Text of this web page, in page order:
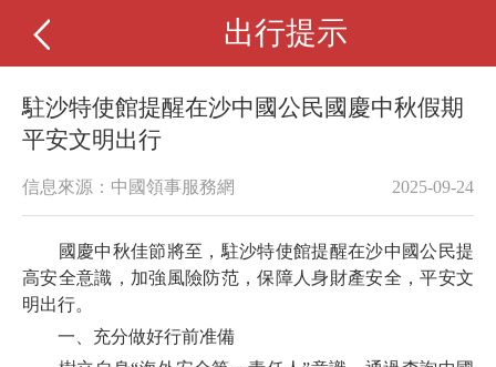
出行提示
駐沙特使館提醒在沙中國公民國慶中秋假期
平安文明出行
信息來源：中國領事服務網 2025-09-24
國慶中秋佳節將至，駐沙特使館提醒在沙中國公民提
高安全意識，加強風險防范，保障人身財產安全，平安文
明出行。
一、充分做好行前准備